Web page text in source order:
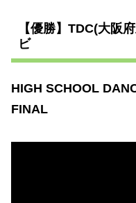
【優勝】TDC(大阪
ビ
HIGH SCHOOL
FINAL